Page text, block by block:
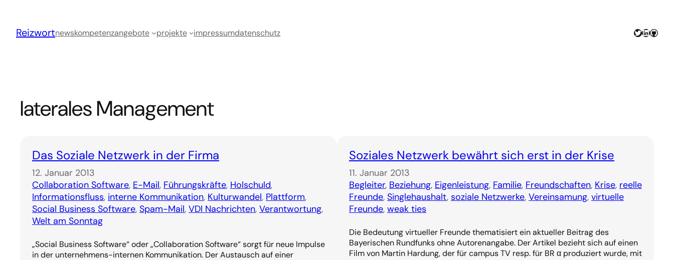
springen
Reizwortnewskompetenzangebote projekte impressumdatenschutz Twitter
LinkedIn
laterales Management
Das Soziale Netzwerk in der Firma
12. Januar 2013
Collaboration Software, E-Mail, Führungskräfte, Holschuld
Informationsfluss, interne Kommunikation, Kulturwandel, Plattform
Social Business Software, Spam-Mail, VDI Nachrichten, Verantwortung
Welt am Sonntag
„Social Business Software“ oder „Collaboration Software“ sorgt für neue Impulse
in der unternehmens-internen Kommunikation. Der Austausch auf einer
Soziales Netzwerk bewährt sich erst in der Krise
11. Januar 2013
Begleiter, Beziehung, Eigenleistung, Familie, Freundschaften, Krise, reelle
Freunde, Singlehaushalt, soziale Netzwerke, Vereinsamung, virtuelle
Freunde, weak ties
Die Bedeutung virtueller Freunde thematisiert ein aktueller Beitrag des
Bayerischen Rundfunks ohne Autorenangabe. Der Artikel bezieht sich auf einen
Film von Martin Hardung, der für campus TV resp. für BR α produziert wurde, mit